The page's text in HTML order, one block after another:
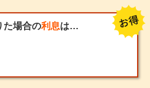
た場合の利息は…